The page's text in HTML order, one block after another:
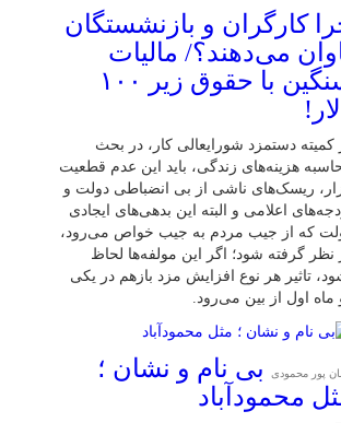
کارگران و بازنشستگان
می‌دهند؟/ مالیات
سنگین با حقوق زیر ۱۰۰
کمیته دستمزد شورایعالی کار، در بحث
هزینه‌های زندگی، باید این عدم قطعیت
ریسک‌های ناشی از بی انضباطی دولت و
اعلامی و البته این بدهی‌های ایجادی
که از جیب مردم به جیب خواص می‌رود،
نظر گرفته شود؛ اگر این مولفه‌ها لحاظ
تاثیر هر نوع افزایش مزد بازهم در یکی
ماه اول از بین می‌رود.
پور محمودی
بی نام و نشان ؛
محمودآباد